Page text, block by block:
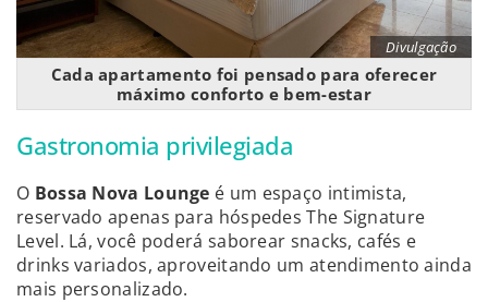
Divulgação
Cada apartamento foi pensado para oferecer
máximo conforto e bem-estar
Gastronomia privilegiada
O Bossa Nova Lounge é um espaço intimista,
reservado apenas para hóspedes The Signature
Level. Lá, você poderá saborear snacks, cafés e
drinks variados, aproveitando um atendimento ainda
mais personalizado.